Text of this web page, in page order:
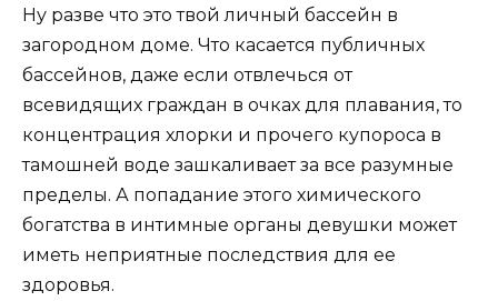
Ну разве что это твой личный бассейн в
загородном доме. Что касается публичных
бассейнов, даже если отвлечься от
всевидящих граждан в очках для плавания, то
концентрация хлорки и прочего купороса в
тамошней воде зашкаливает за все разумные
пределы. А попадание этого химического
богатства в интимные органы девушки может
иметь неприятные последствия для ее
здоровья.